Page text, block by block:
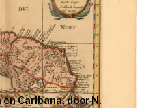
Caribana. door N.